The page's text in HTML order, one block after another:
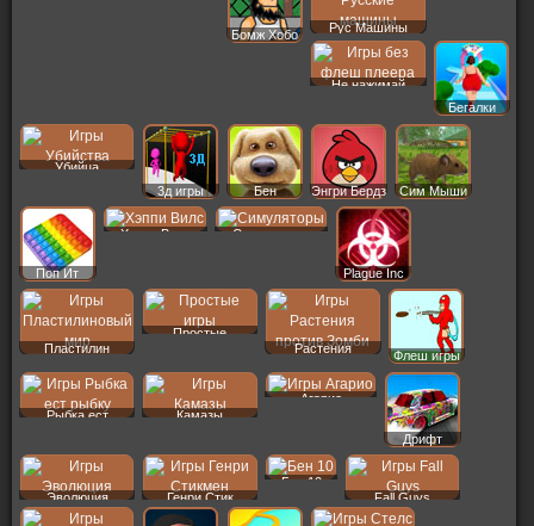
Бомж Хобо
Рус Машины
Не нажимай
Бегалки
Убийца
3д игры
Бен Энгри Бердз Сим Мыши
Поп Ит
Хэппи Вилс Симуляторы
Plague Inc
Пластилин
Простые
Растения
Флеш игры
Рыбка ест Камазы
Агарио
Дрифт
Эволюция Генри Стик
Бен 10
Fall Guys